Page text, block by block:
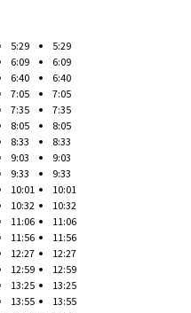
5:29
6:09
6:40
7:05
7:35
8:05
8:33
9:03
9:33
10:01
10:32
11:06
11:56
12:27
12:59
13:25
13:55
5:29
6:09
6:40
7:05
7:35
8:05
8:33
9:03
9:33
10:01
10:32
11:06
11:56
12:27
12:59
13:25
13:55